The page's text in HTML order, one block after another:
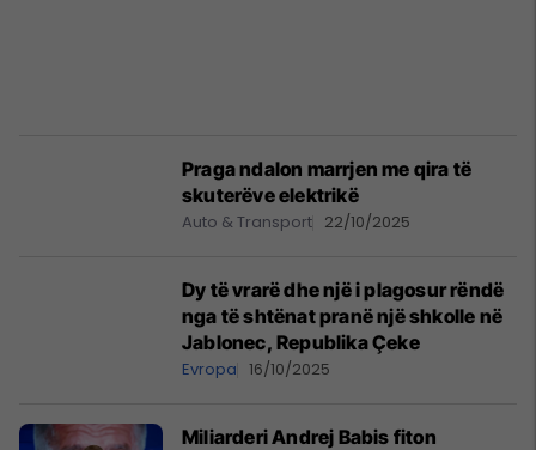
Praga ndalon marrjen me qira të
skuterëve elektrikë
Auto & Transport 22/10/2025
Dy të vrarë dhe një i plagosur rëndë
nga të shtënat pranë një shkolle në
Jablonec, Republika Çeke
Evropa 16/10/2025
Miliarderi Andrej Babis fiton